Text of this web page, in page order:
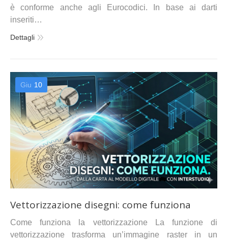
è conforme anche agli Eurocodici. In base ai darti
inseriti…
Dettagli
Giu 10
Vettorizzazione disegni: come funziona
Come funziona la vettorizzazione La funzione di
vettorizzazione trasforma un’immagine raster in un